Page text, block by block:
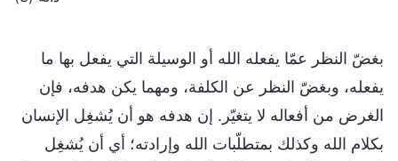
بغضّ النظر عمّا يفعله الله أو الوسيلة التي يفعل بها ما
يفعله، وبغضّ النظر عن الكلفة، ومهما يكن هدفه، فإن
الغرض من أفعاله لا يتغيّر. إن هدفه هو أن يُشغِل الإنسان
بكلام الله وكذلك بمتطلّبات الله وإرادته؛ أي أن يُشغِل